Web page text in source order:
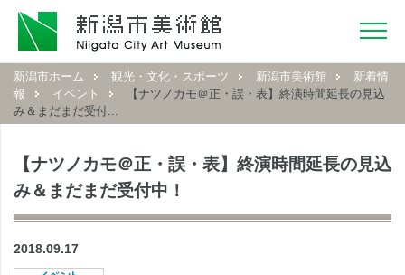
新潟市ホーム 観光・文化・スポーツ 新潟市美術館
新着情
報
イベント
【ナツノカモ＠正・誤・表】終演時間延長の見込
み＆まだまだ受付...
【ナツノカモ＠正・誤・表】終演時間延長の見込
み＆まだまだ受付中！
2018.09.17